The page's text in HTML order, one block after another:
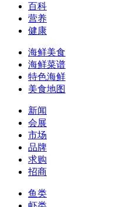
百科
营养
健康
海鲜美食
海鲜菜谱
特色海鲜
美食地图
新闻
会展
市场
品牌
求购
招商
鱼类